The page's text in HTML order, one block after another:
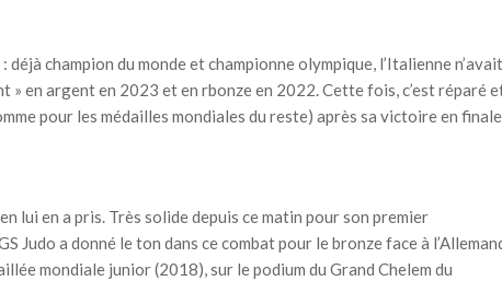
champion du monde et championne olympique, l’Italienne n’avait
» en argent en 2023 et en rbonze en 2022. Cette fois, c’est réparé
pour les médailles mondiales du reste) après sa victoire en finale
lui en a pris. Très solide depuis ce matin pour son premier
Judo a donné le ton dans ce combat pour le bronze face à
mondiale junior (2018), sur le podium du Grand Chelem du